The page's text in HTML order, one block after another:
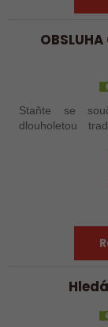
Staňte se
dlouholetou
aktuálně